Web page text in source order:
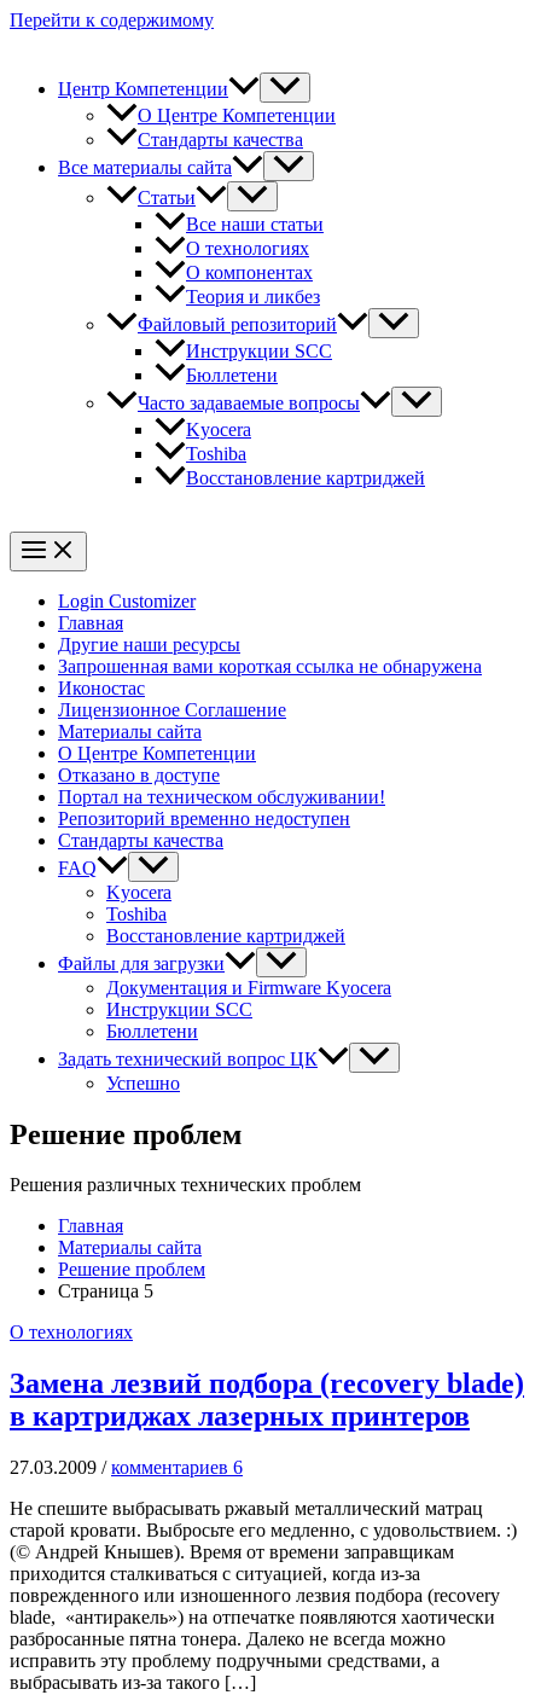
Перейти к содержимому
Центр Компетенции
О Центре Компетенции
Стандарты качества
Все материалы сайта
Статьи
Все наши статьи
О технологиях
О компонентах
Теория и ликбез
Файловый репозиторий
Инструкции SCC
Бюллетени
Часто задаваемые вопросы
Kyocera
Toshiba
Восстановление картриджей
Login Customizer
Главная
Другие наши ресурсы
Запрошенная вами короткая ссылка не обнаружена
Иконостас
Лицензионное Соглашение
Материалы сайта
О Центре Компетенции
Отказано в доступе
Портал на техническом обслуживании!
Репозиторий временно недоступен
Стандарты качества
FAQ
Kyocera
Toshiba
Восстановление картриджей
Файлы для загрузки
Документация и Firmware Kyocera
Инструкции SCC
Бюллетени
Задать технический вопрос ЦК
Успешно
Решение проблем
Решения различных технических проблем
Главная
Материалы сайта
Решение проблем
Страница 5
О технологиях
Замена лезвий подбора (recovery blade)
в картриджах лазерных принтеров
27.03.2009 /комментариев 6
Не спешите выбрасывать ржавый металлический матрац
старой кровати. Выбросьте его медленно, с удовольствием. :)
(© Андрей Кнышев). Время от времени заправщикам
приходится сталкиваться с ситуацией, когда из-за
поврежденного или изношенного лезвия подбора (recovery
blade, «антиракель») на отпечатке появляются хаотически
разбросанные пятна тонера. Далеко не всегда можно
исправить эту проблему подручными средствами, а
выбрасывать из-за такого […]